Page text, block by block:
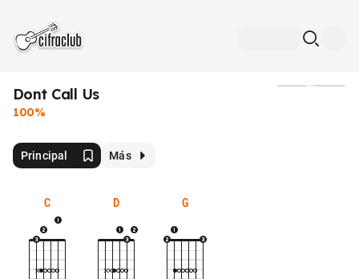
Dont Call Us
100%
Principal Más
C D G